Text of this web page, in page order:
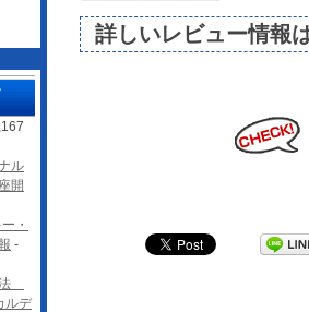
詳しいレビュー情報
ル
開
・
-
法
デ